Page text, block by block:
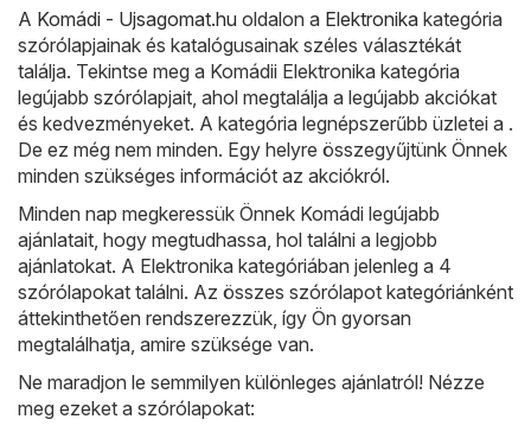
A Komádi - Ujsagomat.hu oldalon a Elektronika kategória
szórólapjainak és katalógusainak széles választékát
találja. Tekintse meg a Komádii Elektronika kategória
legújabb szórólapjait, ahol megtalálja a legújabb akciókat
és kedvezményeket. A kategória legnépszerűbb üzletei a .
De ez még nem minden. Egy helyre összegyűjtünk Önnek
minden szükséges információt az akciókról.
Minden nap megkeressük Önnek Komádi legújabb
ajánlatait, hogy megtudhassa, hol találni a legjobb
ajánlatokat. A Elektronika kategóriában jelenleg a 4
szórólapokat találni. Az összes szórólapot kategóriánként
áttekinthetően rendszerezzük, így Ön gyorsan
megtalálhatja, amire szüksége van.
Ne maradjon le semmilyen különleges ajánlatról! Nézze
meg ezeket a szórólapokat: